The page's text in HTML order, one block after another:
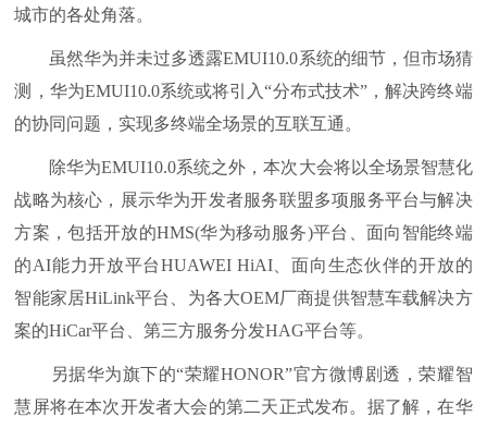
城市的各处角落。
虽然华为并未过多透露EMUI10.0系统的细节，但市场猜
测，华为EMUI10.0系统或将引入“分布式技术”，解决跨终端
的协同问题，实现多终端全场景的互联互通。
除华为EMUI10.0系统之外，本次大会将以全场景智慧化
战略为核心，展示华为开发者服务联盟多项服务平台与解决
方案，包括开放的HMS(华为移动服务)平台、面向智能终端
的AI能力开放平台HUAWEI HiAI、面向生态伙伴的开放的
智能家居HiLink平台、为各大OEM厂商提供智慧车载解决方
案的HiCar平台、第三方服务分发HAG平台等。
另据华为旗下的“荣耀HONOR”官方微博剧透，荣耀智
慧屏将在本次开发者大会的第二天正式发布。据了解，在华